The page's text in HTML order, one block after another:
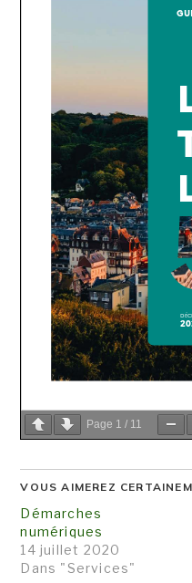
Page 1 / 11
VOUS AIMEREZ
Démarches
numériques
14 juillet 2020
Dans "Services"